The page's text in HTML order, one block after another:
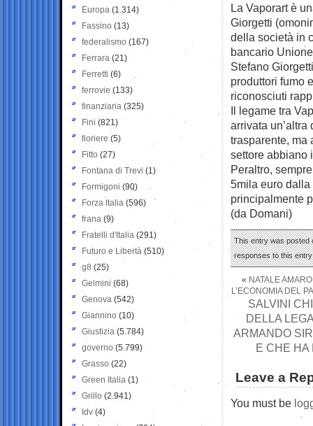
La Vaporart è
Giorgetti
della società in
bancario
Stefano
produttori fumo
riconosciuti
Il legame tra
arrivata
trasparente, ma
settore abbiano
Peraltro,
5mila euro
principalmente
(da Domani)
This entry was posted
responses to this
« NATALE
L’ECONOMIA DEL
SALVINI
DELLA
ARMANDO
E CHE HA
Leave a
You must be
Europa (1.314)
Fassino (13)
federalismo (167)
Ferrara (21)
Ferretti (6)
ferrovie (133)
finanziaria (325)
Fini (821)
fioriere (5)
Fitto (27)
Fontana di Trevi (1)
Formigoni (90)
Forza Italia (596)
frana (9)
Fratelli d'Italia (291)
Futuro e Libertà (510)
g8 (25)
Gelmini (68)
Genova (542)
Giannino (10)
Giustizia (5.784)
governo (5.799)
Grasso (22)
Green Italia (1)
Grillo (2.941)
Idv (4)